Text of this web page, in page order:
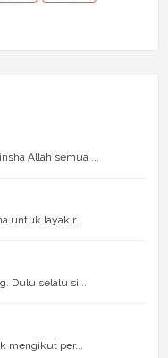
Allah semua ...
untuk layak r...
Dulu selalu si...
mengikut per...